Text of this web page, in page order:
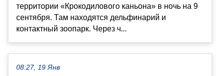
территории «Крокодилового каньона» в ночь на 9
сентября. Там находятся дельфинарий и
контактный зоопарк. Через ч...
08:27, 19 Янв